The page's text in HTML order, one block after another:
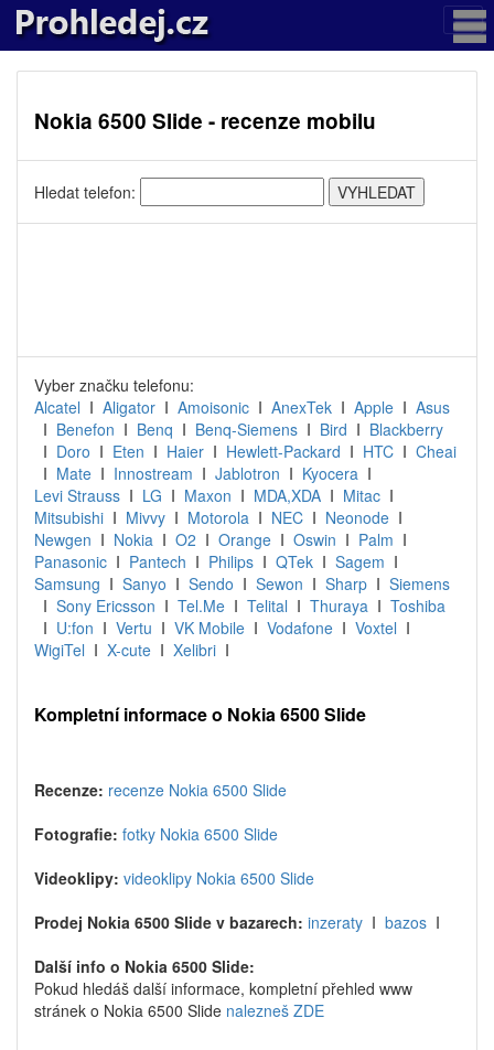
Nokia 6500 Slide - recenze mobilu
Hledat telefon:
Vyber značku telefonu:
Alcatel I Aligator I Amoisonic I AnexTek I Apple I Asus
I Benefon I Benq I Benq-Siemens I Bird I Blackberry
I Doro I Eten I Haier I Hewlett-Packard I HTC I Cheai
I Mate I Innostream I Jablotron I Kyocera I
Levi Strauss I LG I Maxon I MDA,XDA I Mitac I
Mitsubishi I Mivvy I Motorola I NEC I Neonode I
Newgen I Nokia I O2 I Orange I Oswin I Palm I
Panasonic I Pantech I Philips I QTek I Sagem I
Samsung I Sanyo I Sendo I Sewon I Sharp I Siemens
I Sony Ericsson I Tel.Me I Telital I Thuraya I Toshiba
I U:fon I Vertu I VK Mobile I Vodafone I Voxtel I
WigiTel I X-cute I Xelibri I
Kompletní informace o Nokia 6500 Slide
Recenze: recenze Nokia 6500 Slide
Fotografie: fotky Nokia 6500 Slide
Videoklipy: videoklipy Nokia 6500 Slide
Prodej Nokia 6500 Slide v bazarech: inzeraty I bazos I
Další info o Nokia 6500 Slide:
Pokud hledáš další informace, kompletní přehled www
stránek o Nokia 6500 Slide nalezneš ZDE